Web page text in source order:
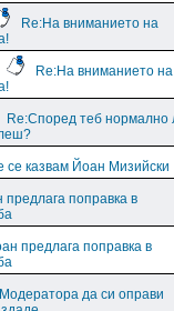
Re:На вниманието на
Re:На вниманието на
Re:Според теб нормално
се казвам Йоан Мизийски
предлага поправка в
предлага поправка в
да си оправи